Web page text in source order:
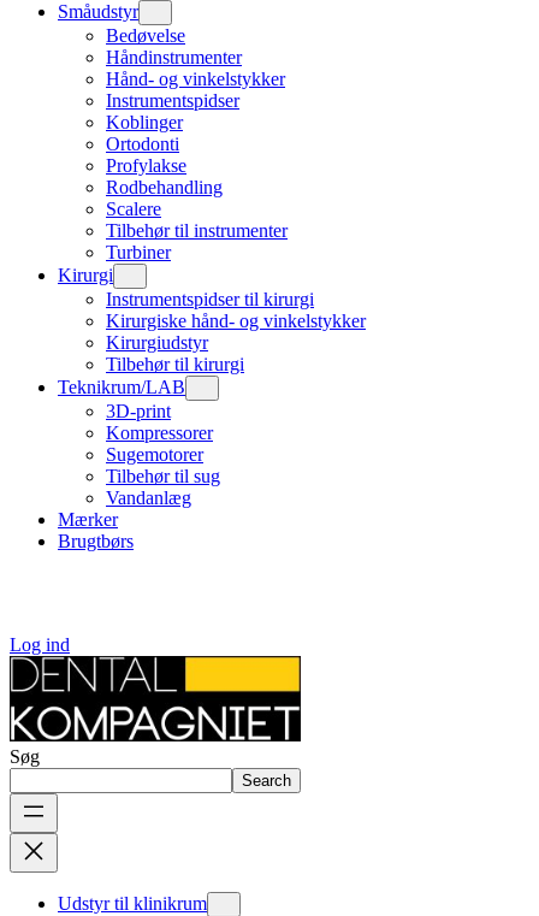
Småudstyr
Bedøvelse
Håndinstrumenter
Hånd- og vinkelstykker
Instrumentspidser
Koblinger
Ortodonti
Profylakse
Rodbehandling
Scalere
Tilbehør til instrumenter
Turbiner
Kirurgi
Instrumentspidser til kirurgi
Kirurgiske hånd- og vinkelstykker
Kirurgiudstyr
Tilbehør til kirurgi
Teknikrum/LAB
3D-print
Kompressorer
Sugemotorer
Tilbehør til sug
Vandanlæg
Mærker
Brugtbørs
Log ind
Søg
Search
Udstyr til klinikrum